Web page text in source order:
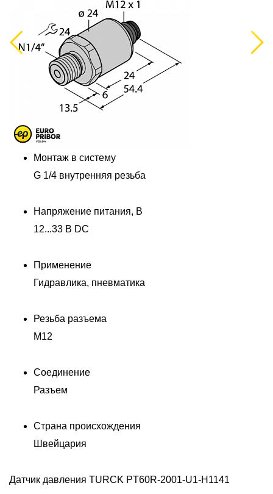
Previous
Монтаж в систему
G 1/4 внутренняя резьба
Напряжение питания, В
12...33 В DC
Применение
Гидравлика, пневматика
Резьба разъема
M12
Соединение
Разъем
Страна происхождения
Швейцария
Датчик давления TURCK PT60R-2001-U1-H1141
Next